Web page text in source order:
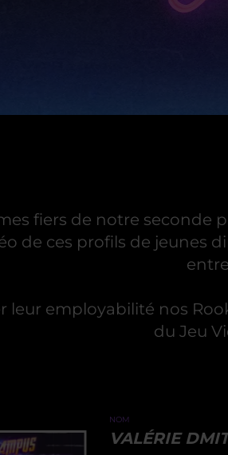
fiers de notre seconde
de ces profils de jeunes
leur employabilité nos
du Jeu
NOM
VALÉRIE